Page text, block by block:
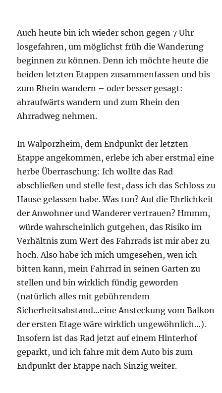
Auch heute bin ich wieder schon gegen 7 Uhr
losgefahren, um möglichst früh die Wanderung
beginnen zu können. Denn ich möchte heute die
beiden letzten Etappen zusammenfassen und bis
zum Rhein wandern – oder besser gesagt:
ahraufwärts wandern und zum Rhein den
Ahrradweg nehmen.
In Walporzheim, dem Endpunkt der letzten
Etappe angekommen, erlebe ich aber erstmal eine
herbe Überraschung: Ich wollte das Rad
abschließen und stelle fest, dass ich das Schloss zu
Hause gelassen habe. Was tun? Auf die Ehrlichkeit
der Anwohner und Wanderer vertrauen? Hmmm,
würde wahrscheinlich gutgehen, das Risiko im
Verhältnis zum Wert des Fahrrads ist mir aber zu
hoch. Also habe ich mich umgesehen, wen ich
bitten kann, mein Fahrrad in seinen Garten zu
stellen und bin wirklich fündig geworden
(natürlich alles mit gebührendem
Sicherheitsabstand…eine Ansteckung vom Balkon
der ersten Etage wäre wirklich ungewöhnlich…).
Insofern ist das Rad jetzt auf einem Hinterhof
geparkt, und ich fahre mit dem Auto bis zum
Endpunkt der Etappe nach Sinzig weiter.